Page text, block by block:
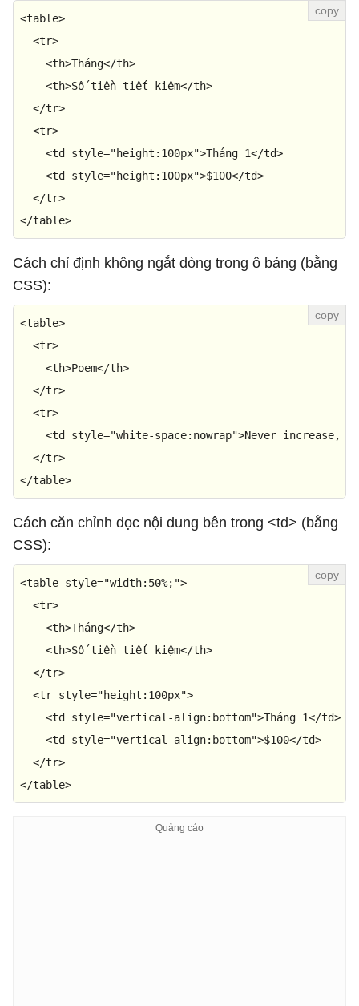
<table>
<tr>
<th>Tháng</th>
<th>Số tiền tiết kiệm</th>
</tr>
<tr>
<td style="height:100px">Tháng 1</td>
<td style="height:100px">$100</td>
</tr>
</table>
Cách chỉ định không ngắt dòng trong ô bảng (bằng
CSS):
<table>
<tr>
<th>Poem</th>
</tr>
<tr>
<td style="white-space:nowrap">Never increase,
</tr>
</table>
Cách căn chỉnh dọc nội dung bên trong <td> (bằng
CSS):
<table style="width:50%;">
<tr>
<th>Tháng</th>
<th>Số tiền tiết kiệm</th>
</tr>
<tr style="height:100px">
<td style="vertical-align:bottom">Tháng 1</td>
<td style="vertical-align:bottom">$100</td>
</tr>
</table>